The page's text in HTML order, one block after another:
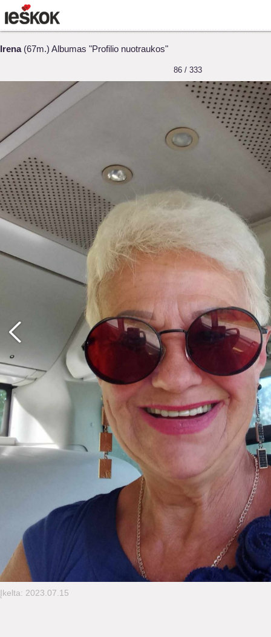
Irena(67m.) Albumas "Profilio nuotraukos"
86 / 333
Įkelta: 2023.07.15